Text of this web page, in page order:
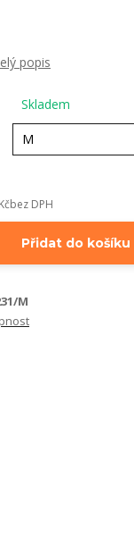
popis
Skladem
bez DPH
Přidat do košíku
M